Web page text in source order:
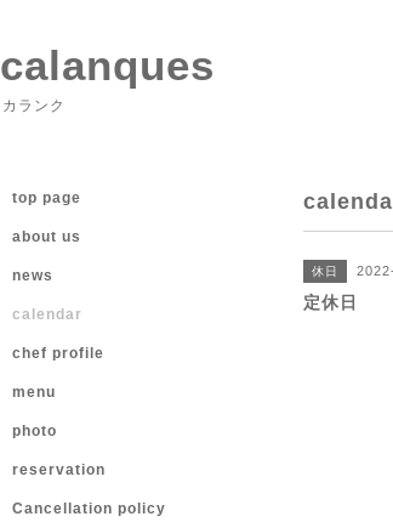
calanques
カランク
休日
定休日
top page
about us
news
calendar
chef profile
menu
photo
reservation
Cancellation policy